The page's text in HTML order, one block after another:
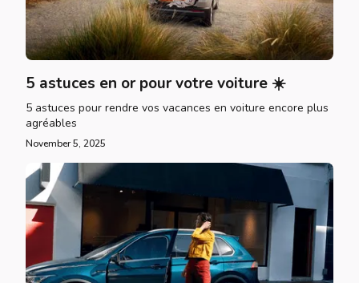
5 astuces en or pour votre voiture ☀️
5 astuces pour rendre vos vacances en voiture encore plus
agréables
November 5, 2025